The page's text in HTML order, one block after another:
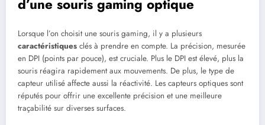
d’une souris gaming optique
Lorsque l’on choisit une souris gaming, il y a plusieurs
caractéristiques clés à prendre en compte. La précision, mesurée
en DPI (points par pouce), est cruciale. Plus le DPI est élevé, plus la
souris réagira rapidement aux mouvements. De plus, le type de
capteur utilisé affecte aussi la réactivité. Les capteurs optiques sont
réputés pour offrir une excellente précision et une meilleure
traçabilité sur diverses surfaces.